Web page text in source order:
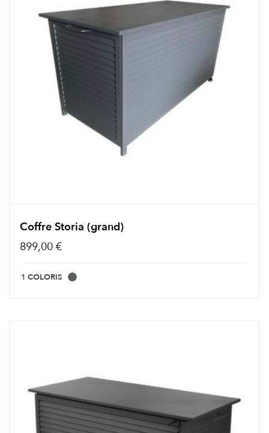
Coffre Storia (grand)
899,00 €
1 COLORIS